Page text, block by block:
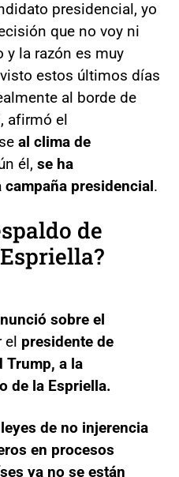
presidencial, yo
que no voy ni
la razón es muy
estos últimos días
al borde de
afirmó el
al clima de
él, se ha
presidencial.
de
sobre el
el presidente de
Trump, a la
de la Espriella.
de no injerencia
en procesos
ya no se están